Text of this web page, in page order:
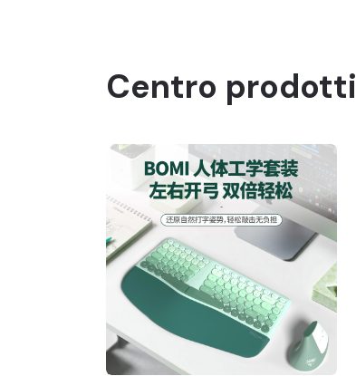
Centro prodotti